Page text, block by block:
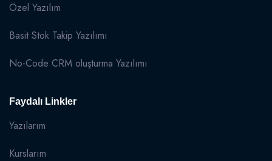
Özel Yazılım
Basit Stok Takip Yazılımı
No-Code CRM oluşturma Yazılımı
Faydalı Linkler
Yazılarım
Kurslarım